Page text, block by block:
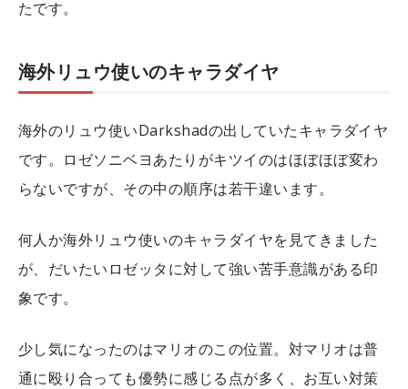
たです。
海外リュウ使いのキャラダイヤ
海外のリュウ使いDarkshadの出していたキャラダイヤ
です。ロゼソニベヨあたりがキツイのはほぼほぼ変わ
らないですが、その中の順序は若干違います。
何人か海外リュウ使いのキャラダイヤを見てきました
が、だいたいロゼッタに対して強い苦手意識がある印
象です。
少し気になったのはマリオのこの位置。対マリオは普
通に殴り合っても優勢に感じる点が多く、お互い対策